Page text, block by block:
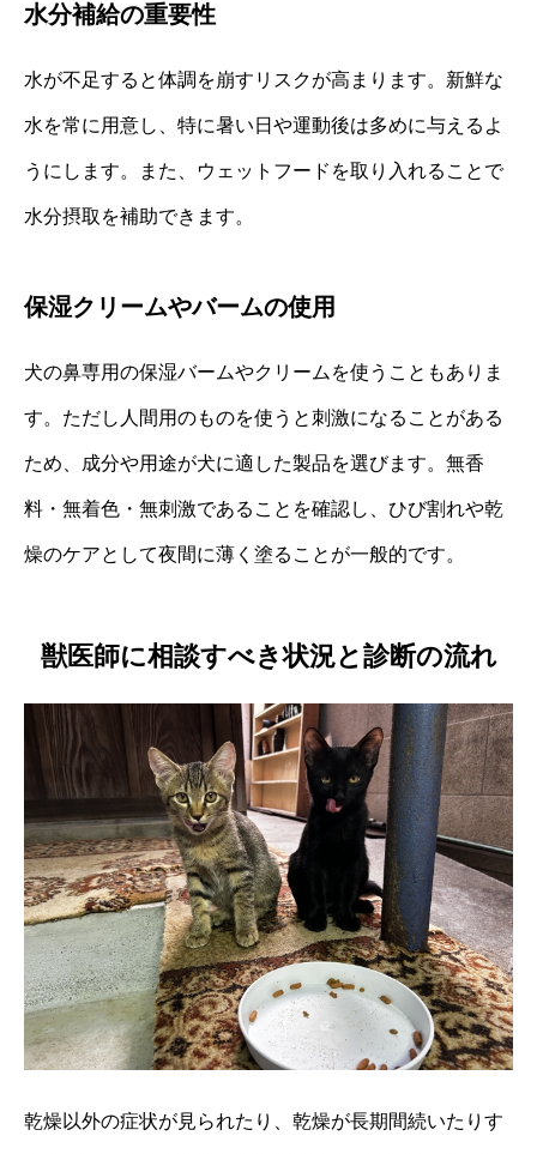
水分補給の重要性
水が不足すると体調を崩すリスクが高まります。新鮮な
水を常に用意し、特に暑い日や運動後は多めに与えるよ
うにします。また、ウェットフードを取り入れることで
水分摂取を補助できます。
保湿クリームやバームの使用
犬の鼻専用の保湿バームやクリームを使うこともありま
す。ただし人間用のものを使うと刺激になることがある
ため、成分や用途が犬に適した製品を選びます。無香
料・無着色・無刺激であることを確認し、ひび割れや乾
燥のケアとして夜間に薄く塗ることが一般的です。
獣医師に相談すべき状況と診断の流れ
乾燥以外の症状が見られたり、乾燥が長期間続いたりす